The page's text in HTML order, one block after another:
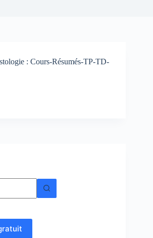
: Cours-Résumés-TP-TD-